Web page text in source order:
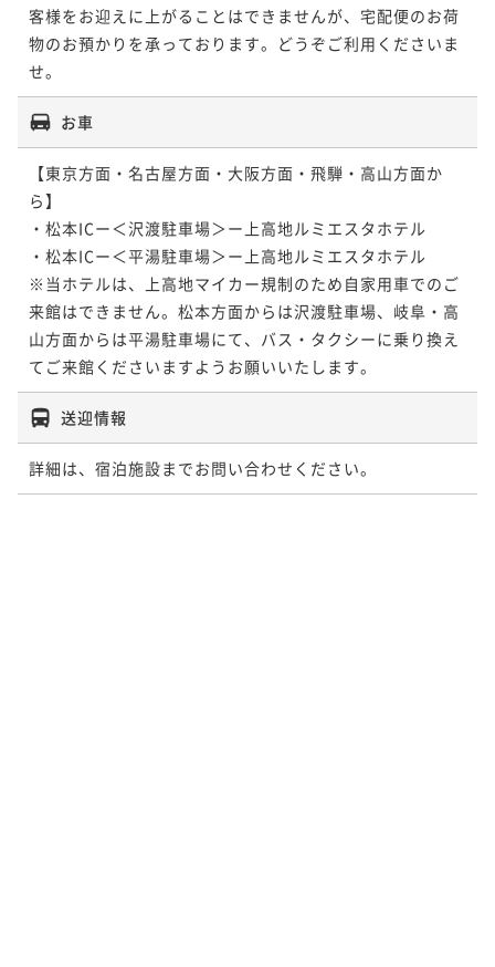
客様をお迎えに上がることはできませんが、宅配便のお荷
物のお預かりを承っております。どうぞご利用くださいま
お車
【東京方面・名古屋方面・大阪方面・飛騨・高山方面か
ら】
・松本ICー＜沢渡駐車場＞ー上高地ルミエスタホテル
・松本ICー＜平湯駐車場＞ー上高地ルミエスタホテル
※当ホテルは、上高地マイカー規制のため自家用車でのご
来館はできません。松本方面からは沢渡駐車場、岐阜・高
山方面からは平湯駐車場にて、バス・タクシーに乗り換え
てご来館くださいますようお願いいたします。
送迎情報
詳細は、宿泊施設までお問い合わせください。